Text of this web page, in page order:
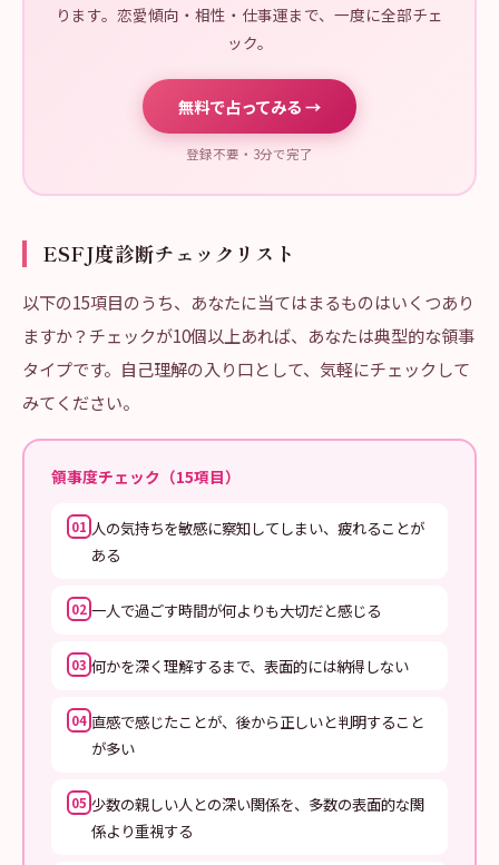
ります。恋愛傾向・相性・仕事運まで、一度に全部チェ
ック。
無料で占ってみる →
登録不要・3分で完了
ESFJ度診断チェックリスト
以下の15項目のうち、あなたに当てはまるものはいくつあり
ますか？チェックが10個以上あれば、あなたは典型的な領事
タイプです。自己理解の入り口として、気軽にチェックして
みてください。
領事度チェック（15項目）
01 人の気持ちを敏感に察知してしまい、疲れることが
ある
02 一人で過ごす時間が何よりも大切だと感じる
03 何かを深く理解するまで、表面的には納得しない
04 直感で感じたことが、後から正しいと判明すること
が多い
05 少数の親しい人との深い関係を、多数の表面的な関
係より重視する